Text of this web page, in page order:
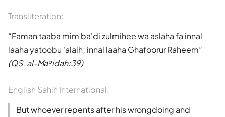
Transliteration:
Faman taaba mim ba'di zulmihee wa aslaha fa innal
laaha yatoobu 'alaih; innal laaha Ghafoorur Raheem
(QS. al-Māʾidah:39)
English Sahih International:
But whoever repents after his wrongdoing and